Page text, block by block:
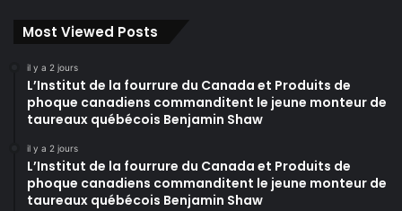
Most Viewed Posts
il y a 2 jours
L’Institut de la fourrure du Canada et Produits de
phoque canadiens commanditent le jeune monteur de
taureaux québécois Benjamin Shaw
il y a 2 jours
L’Institut de la fourrure du Canada et Produits de
phoque canadiens commanditent le jeune monteur de
taureaux québécois Benjamin Shaw